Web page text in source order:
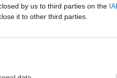
by us to third parties on the
it to other third parties.
Γεώργιος.
της τοπικής